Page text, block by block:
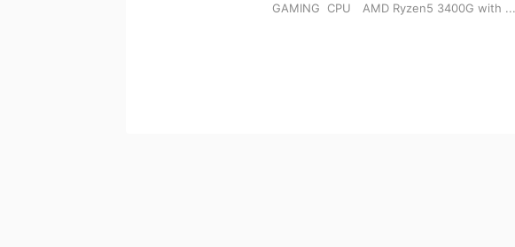
GAMING CPU AMD Ryzen5 3400G with ...